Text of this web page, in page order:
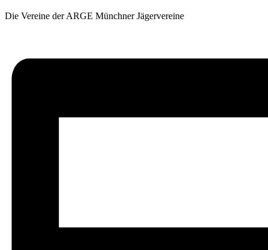
Die Vereine der ARGE Münchner Jägervereine